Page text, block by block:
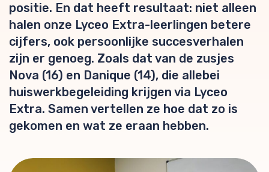
positie. En dat heeft resultaat: niet alleen
halen onze Lyceo Extra-leerlingen betere
cijfers, ook persoonlijke succesverhalen
zijn er genoeg. Zoals dat van de zusjes
Nova (16) en Danique (14), die allebei
huiswerkbegeleiding krijgen via Lyceo
Extra. Samen vertellen ze hoe dat zo is
gekomen en wat ze eraan hebben.